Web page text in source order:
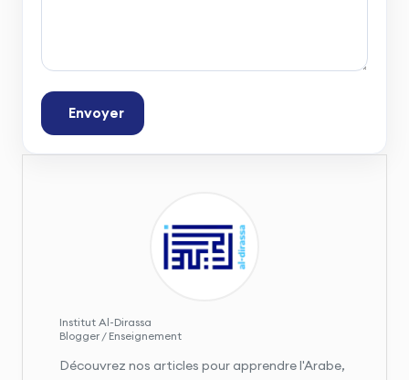
Envoyer
Institut Al-Dirassa
Blogger / Enseignement
Découvrez nos articles pour apprendre l'Arabe,